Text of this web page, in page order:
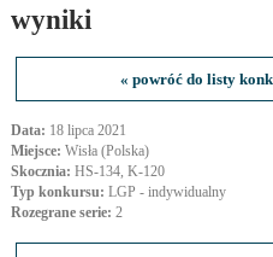
wyniki
« powróć do listy
Data: 18 lipca 2021
Miejsce: Wisła (Polska)
Skocznia: HS-134, K-120
Typ konkursu: LGP - indywidualny
Rozegrane serie: 2